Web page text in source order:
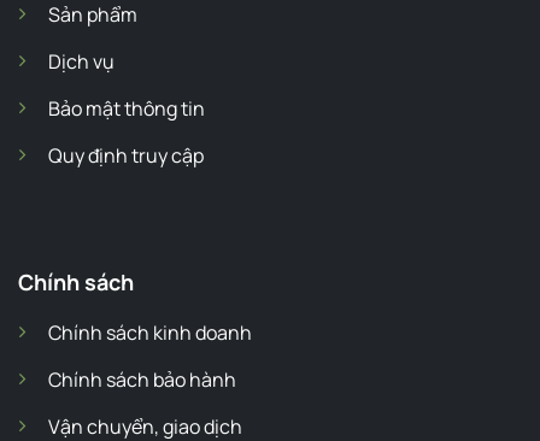
Sản phẩm
Dịch vụ
Bảo mật thông tin
Quy định truy cập
Chính sách
Chính sách kinh doanh
Chính sách bảo hành
Vận chuyển, giao dịch